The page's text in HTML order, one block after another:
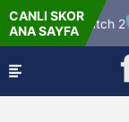
CANLI SKOR
ANA SAYFA
6.8.2026 - Per
22:00